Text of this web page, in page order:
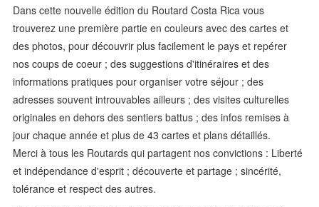
Dans cette nouvelle édition du Routard Costa Rica vous
trouverez une première partie en couleurs avec des cartes et
des photos, pour découvrir plus facilement le pays et repérer
nos coups de coeur ; des suggestions d'itinéraires et des
informations pratiques pour organiser votre séjour ; des
adresses souvent introuvables ailleurs ; des visites culturelles
originales en dehors des sentiers battus ; des infos remises à
jour chaque année et plus de 43 cartes et plans détaillés.
Merci à tous les Routards qui partagent nos convictions : Liberté
et indépendance d'esprit ; découverte et partage ; sincérité,
tolérance et respect des autres.